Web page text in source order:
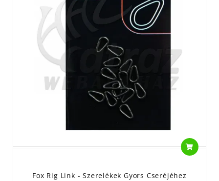
Fox Rig Link - Szerelékek Gyors Cseréjéhez